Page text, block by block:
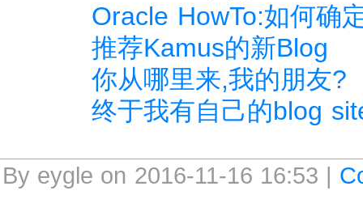
Oracle HowTo:如何确
推荐Kamus的新Blog
你从哪里来,我的朋友?
终于我有自己的blog
By eygle on 2016-11-16 16:53 |